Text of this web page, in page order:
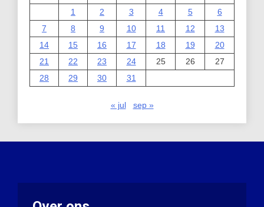
1
2 3 4 5
6
7
8 9 10 11 12
13
14
15 16 17 18 19
20
21
22 23 24 25 26
27
28
29 30 31
« jul sep »